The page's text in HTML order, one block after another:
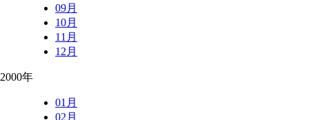
09月
10月
11月
12月
2000年
01月
02月